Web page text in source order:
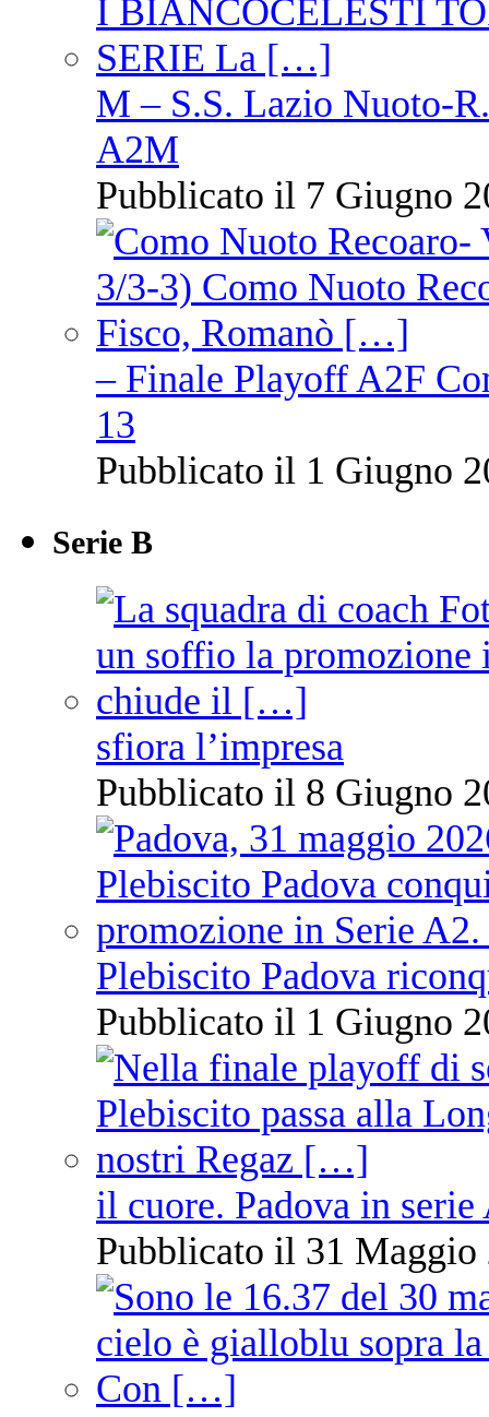
M – S.S. Lazio Nuoto-
A2M
Pubblicato il 7 Giugno
– Finale Playoff A2F
13
Pubblicato il 1 Giugno
Serie B
sfiora l’impresa
Pubblicato il 8 Giugno
Plebiscito Padova
Pubblicato il 1 Giugno
il cuore. Padova in serie
Pubblicato il 31 Maggio